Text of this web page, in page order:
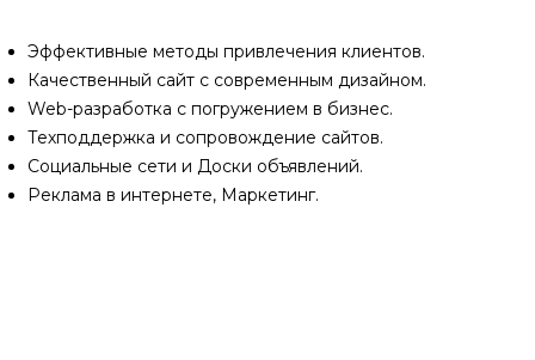
Эффективные методы привлечения клиентов.
Качественный сайт с современным дизайном.
Web-разработка с погружением в бизнес.
Техподдержка и сопровождение сайтов.
Социальные сети и Доски объявлений.
Реклама в интернете, Маркетинг.